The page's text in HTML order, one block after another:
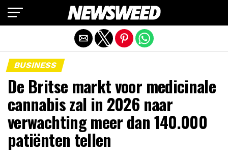
BUSINESS
De Britse markt voor medicinale
cannabis zal in 2026 naar
verwachting meer dan 140.000
patiënten tellen
Mobiele versie afsluiten